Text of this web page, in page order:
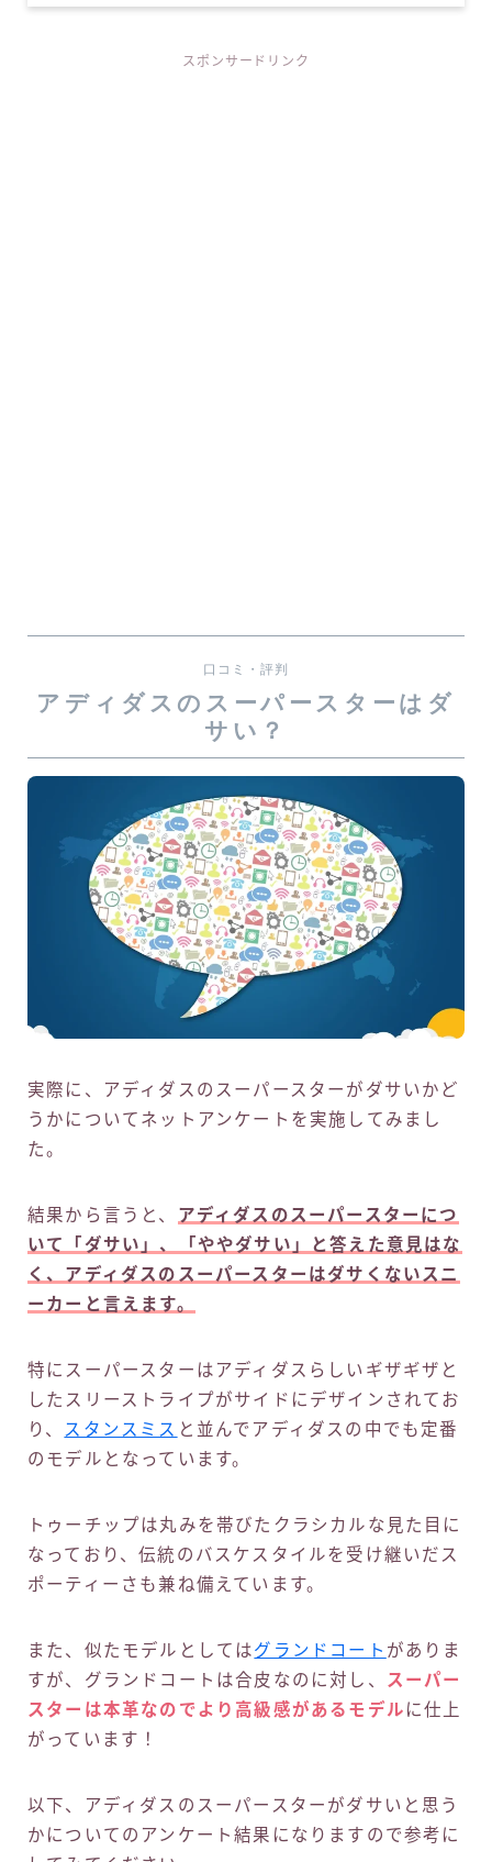
スポンサードリンク
口コミ・評判
アディダスのスーパースターはダ
サい？
実際に、アディダスのスーパースターがダサいかど
うかについてネットアンケートを実施してみまし
た。
結果から言うと、 アディダスのスーパースターにつ
いて「ダサい」、「ややダサい」と答えた意見はな
く、アディダスのスーパースターはダサくないスニ
ーカーと言えます。
特にスーパースターはアディダスらしいギザギザと
したスリーストライプがサイドにデザインされてお
り、 スタンスミス と並んでアディダスの中でも定番
のモデルとなっています。
トゥーチップは丸みを帯びたクラシカルな見た目に
なっており、伝統のバスケスタイルを受け継いだス
ポーティーさも兼ね備えています。
また、似たモデルとしてはグランドコート がありま
すが、グランドコートは合皮なのに対し、
スーパー
スターは本革なのでより高級感があるモデル に仕上
がっています！
以下、アディダスのスーパースターがダサいと思う
かについてのアンケート結果になりますので参考に